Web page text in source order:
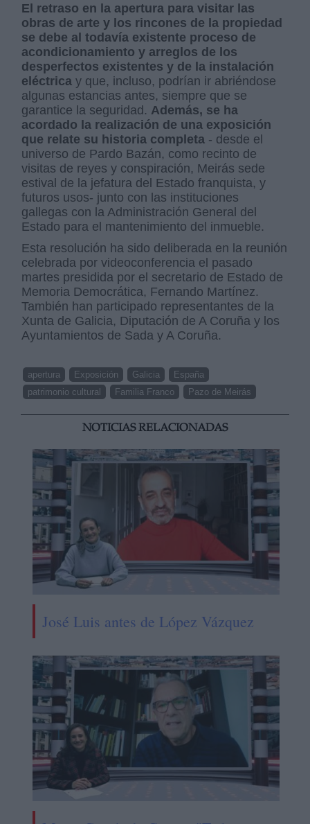
El retraso en la apertura para visitar las
obras de arte y los rincones de la propiedad
se debe al todavía existente proceso de
acondicionamiento y arreglos de los
desperfectos existentes y de la instalación
eléctricay que, incluso, podrían ir abriéndose
algunas estancias antes, siempre que se
garantice la seguridad. Además, se ha
acordado la realización de una exposición
que relate su historia completa - desde el
universo de Pardo Bazán, como recinto de
visitas de reyes y conspiración, Meirás sede
estival de la jefatura del Estado franquista, y
futuros usos- junto con las instituciones
gallegas con la Administración General del
Estado para el mantenimiento del inmueble.
Esta resolución ha sido deliberada en la reunión
celebrada por videoconferencia el pasado
martes presidida por el secretario de Estado de
Memoria Democrática, Fernando Martínez.
También han participado representantes de la
Xunta de Galicia, Diputación de A Coruña y los
Ayuntamientos de Sada y A Coruña.
apertura Exposición Galicia
España
patrimonio cultural
Familia Franco Pazo de Meirás
NOTICIAS RELACIONADAS
José Luis antes de López Vázquez